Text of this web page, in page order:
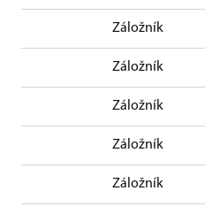
Záložník
Záložník
Záložník
Záložník
Záložník